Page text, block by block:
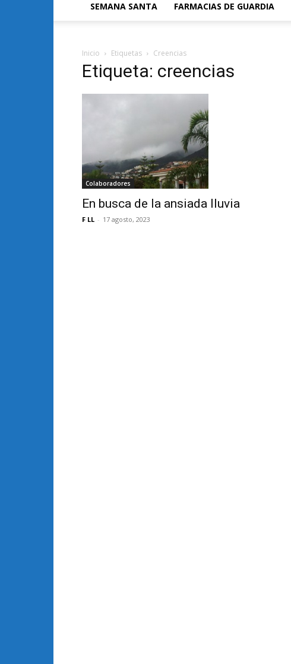
SEMANA SANTA FARMACIAS DE GUARDIA
Inicio Etiquetas Creencias
Etiqueta: creencias
Colaboradores
En busca de la ansiada lluvia
F LL - 17 agosto, 2023